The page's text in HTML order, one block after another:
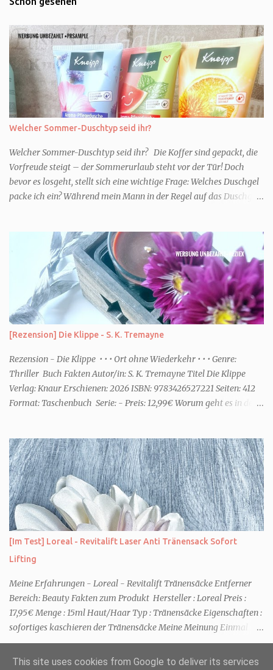
Welcher Sommer-Duschtyp seid ihr?
Welcher Sommer-Duschtyp seid ihr? Die Koffer sind gepackt, die
Vorfreude steigt – der Sommerurlaub steht vor der Tür! Doch
bevor es losgeht, stellt sich eine wichtige Frage: Welches Duschgel
packe ich ein? Während mein Mann in der Regel auf das Duschgel
Urlaub Entspannung und Wellness. Falls ihr ähnlich denkt, lasst
uns doch herausfinden, welcher Duschtyp ihr seid. TYP
GENIESSER Egal, ob Strand oder Städtetrip - für euch gehört
gutes Essen, ein guter Wein oder Cocktail, vielleicht ein gutes Buch
dazu. Ihr liebt es Sonnenuntergänge zu beobachten und genießt
einfach jeden Moment. Dann seid ihr wie ich der Typ Genießer.
Hier empfehle ich tatsächlich Düfte die zur Jahreszeit passen, weil
ihr dann bessere entspannen könnt. Zum Beispiel ein Duschgel mit
einem frisch-fruchtigen Duft, wie die Kneipp Aroma-Pflegedusche
“ Sommer Flirt ...
[Rezension] Die Klippe - S. K. Tremayne
Rezension - Die Klippe • • • Ort ohne Wiederkehr • • • Genre:
Thriller Buch Fakten Autor/in: S. K. Tremayne Titel Die Klippe
Verlag: Knaur Erschienen: 2026 ISBN: 9783426527221 Seiten: 412
Format: Taschenbuch Serie: - Preis: 12,99€ Worum geht es in dem
was wirklich passierte, denn beide Kinder beschuldigen sich
gegenseitig. Sie zieht in das Haus und muss schon bald erkennen,
dass viel mehr dahintersteckt. Meine Leseeindrücke Die Klippe -
ist ein Thriller, bei dem ich mich direkt fragte: Gehen den Verlagen
die Titel aus? Erst vor wenigen Wochen las ich einen anderen
Thriller mit dem gleichen Titel. Tatsächlich sind sie sehr
unterschiedlich, haben aber noch eine Gemeinsamkeit. Sie haben
mich leider nicht überzeu...
[Im Test] Loreal - Revitalift Laser Anti Tränensack Sofort
Lifting
Meine Erfahrungen - Loreal - Revitalift Tränensäcke Entferner
Bereich: Beauty Fakten zum Produkt Hersteller : Loreal Preis :
17,95€ Menge : 15ml Haut/Haar Typ : Tränensäcke Eigenschaften :
sofortiges kaschieren der Tränensäcke Meine Meinung Einmal
und nie wieder. Das ist mein Fazit nach einer Anwendung. Aber der
Reihe nach. Schon die Anwendung vom Gel-Tape finde ich
This site uses cookies from Google to deliver its services